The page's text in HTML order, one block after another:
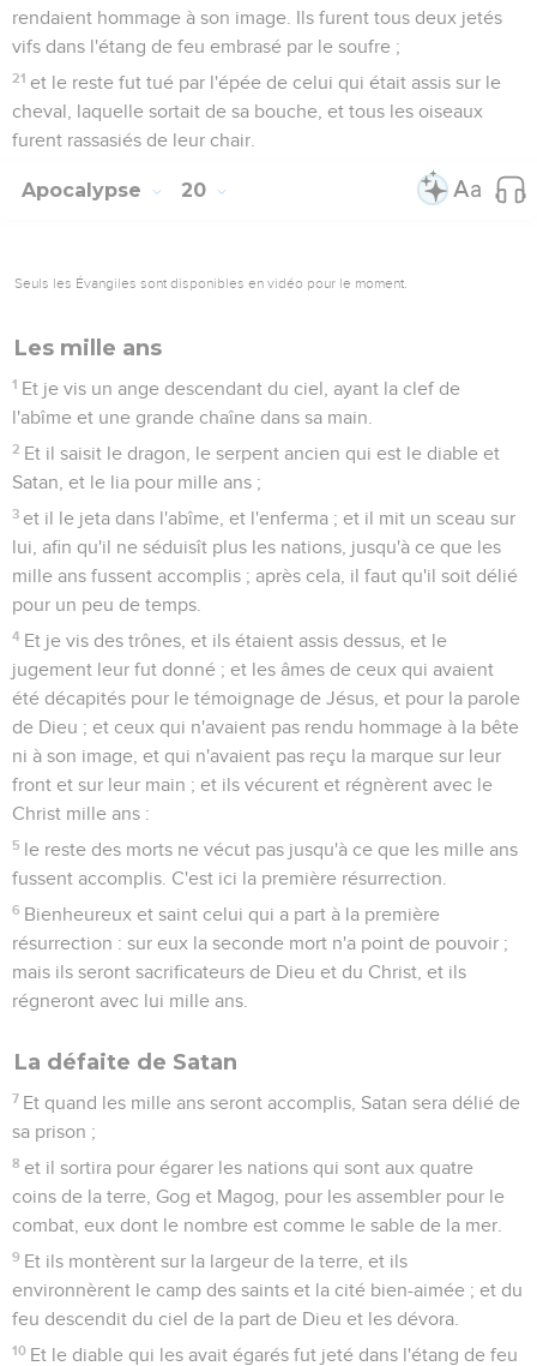
rendaient hommage à son image. Ils furent tous deux jetés
vifs dans l'étang de feu embrasé par le soufre ;
21 et le reste fut tué par l'épée de celui qui était assis sur le
cheval, laquelle sortait de sa bouche, et tous les oiseaux
furent rassasiés de leur chair.
Apocalypse 20
Seuls les Évangiles sont disponibles en vidéo pour le moment.
Les mille ans
1 Et je vis un ange descendant du ciel, ayant la clef de
l'abîme et une grande chaîne dans sa main.
2 Et il saisit le dragon, le serpent ancien qui est le diable et
Satan, et le lia pour mille ans ;
3 et il le jeta dans l'abîme, et l'enferma ; et il mit un sceau sur
lui, afin qu'il ne séduisît plus les nations, jusqu'à ce que les
mille ans fussent accomplis ; après cela, il faut qu'il soit délié
pour un peu de temps.
4 Et je vis des trônes, et ils étaient assis dessus, et le
jugement leur fut donné ; et les âmes de ceux qui avaient
été décapités pour le témoignage de Jésus, et pour la parole
de Dieu ; et ceux qui n'avaient pas rendu hommage à la bête
ni à son image, et qui n'avaient pas reçu la marque sur leur
front et sur leur main ; et ils vécurent et régnèrent avec le
Christ mille ans :
5 le reste des morts ne vécut pas jusqu'à ce que les mille ans
fussent accomplis. C'est ici la première résurrection.
6 Bienheureux et saint celui qui a part à la première
résurrection : sur eux la seconde mort n'a point de pouvoir ;
mais ils seront sacrificateurs de Dieu et du Christ, et ils
régneront avec lui mille ans.
La défaite de Satan
7 Et quand les mille ans seront accomplis, Satan sera délié de
sa prison ;
8 et il sortira pour égarer les nations qui sont aux quatre
coins de la terre, Gog et Magog, pour les assembler pour le
combat, eux dont le nombre est comme le sable de la mer.
9 Et ils montèrent sur la largeur de la terre, et ils
environnèrent le camp des saints et la cité bien-aimée ; et du
feu descendit du ciel de la part de Dieu et les dévora.
10 Et le diable qui les avait égarés fut jeté dans l'étang de feu